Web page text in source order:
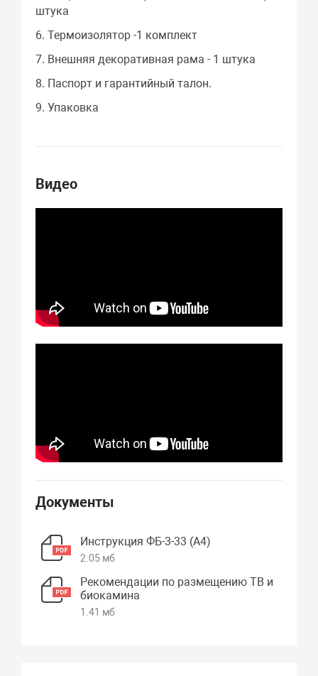
штука
6. Термоизолятор -1 комплект
7. Внешняя декоративная рама - 1 штука
8. Паспорт и гарантийный талон.
9. Упаковка
Видео
Документы
Инструкция ФБ-3-33 (А4)
2.05 мб
Рекомендации по размещению ТВ и
биокамина
1.41 мб